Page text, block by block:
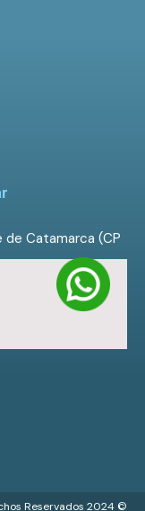
de Catamarca (CP
Reservados 2024 ©